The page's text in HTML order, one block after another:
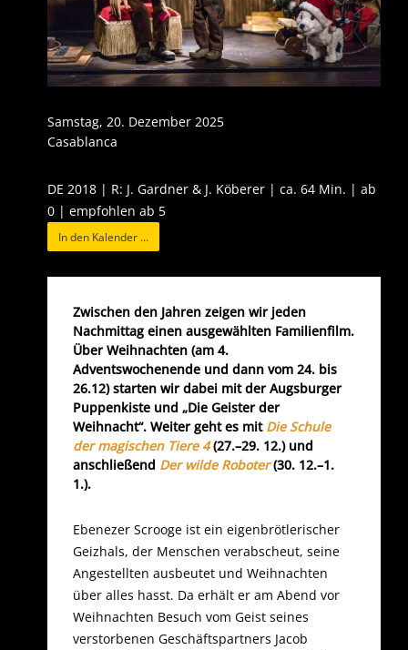
Zwischen den Jahren zeigen wir jeden
Nachmittag einen ausgewählten Familienfilm.
Über Weihnachten (am 4.
Adventswochenende und dann vom 24. bis
26.12) starten wir dabei mit der Augsburger
Puppenkiste und „Die Geister der
Weihnacht“. Weiter geht es mit Die Schule
der magischen Tiere 4(27.–29. 12.) und
anschließend Der wilde Roboter (30. 12.–1.
1.).
Ebenezer Scrooge ist ein eigenbrötlerischer
Geizhals, der Menschen verabscheut, seine
Angestellten ausbeutet und Weihnachten
über alles hasst. Da erhält er am Abend vor
Weihnachten Besuch vom Geist seines
verstorbenen Geschäftspartners Jacob
Samstag, 20. Dezember 2025
Casablanca
DE 2018 | R: J. Gardner & J. Köberer | ca. 64 Min. | ab
0 | empfohlen ab 5
In den Kalender …